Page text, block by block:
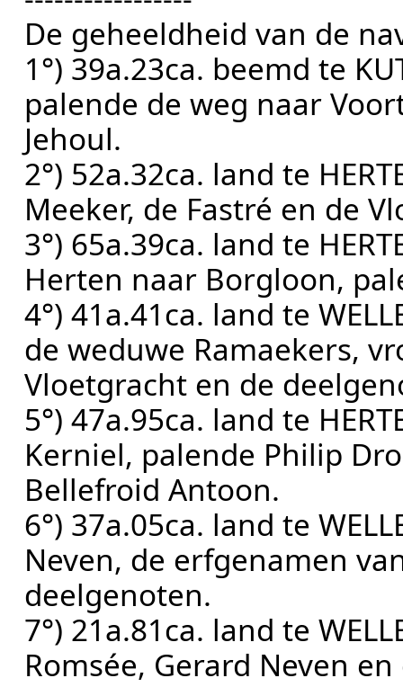
De geheeldheid van de
1°) 39a.23ca. beemd te
palende de weg naar
Jehoul.
2°) 52a.32ca. land te
Meeker, de Fastré en de
3°) 65a.39ca. land te
Herten naar Borgloon,
4°) 41a.41ca. land te
de weduwe Ramaekers,
Vloetgracht en de
5°) 47a.95ca. land te
Kerniel, palende Philip
Bellefroid Antoon.
6°) 37a.05ca. land te
Neven, de erfgenamen
deelgenoten.
7°) 21a.81ca. land te
Romsée, Gerard Neven